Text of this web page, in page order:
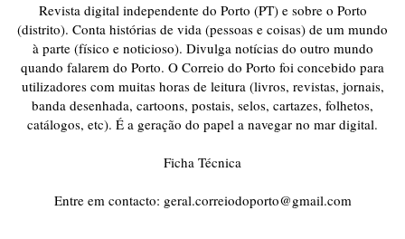
Revista digital independente do Porto (PT) e sobre o Porto
(distrito). Conta histórias de vida (pessoas e coisas) de um mundo
à parte (físico e noticioso). Divulga notícias do outro mundo
quando falarem do Porto. O Correio do Porto foi concebido para
utilizadores com muitas horas de leitura (livros, revistas, jornais,
banda desenhada, cartoons, postais, selos, cartazes, folhetos,
catálogos, etc). É a geração do papel a navegar no mar digital.
Ficha Técnica
Entre em contacto: geral.correiodoporto@gmail.com